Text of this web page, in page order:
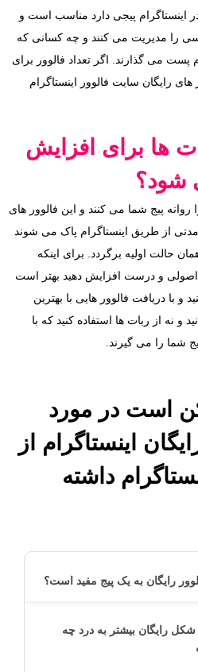
اینستاگرام پیجی دارد مناسب است و
را مدیریت می کنند و چه کسانی که
می گذارند. اگر تعداد فالوور برای
رایگان سایت فالوور اینستاگرام
ها برای افزایش
شود؟
روانه پیج شما می کنند و این فالوور های
از طریق اینستاگرام پاک می شوند
حالت اولیه برگردد. برای اینکه
اصولی و درست افزایش دهید بهتر است
با دریافت فالوور هایی با بهترین
و نه از ربات ها استفاده کنید که با
شما را می گیرند.
است در مورد
اینستاگرام از
داشته
رایگان به یک پیج مفید است؟
شکل رایگان بیشتر به درد چه